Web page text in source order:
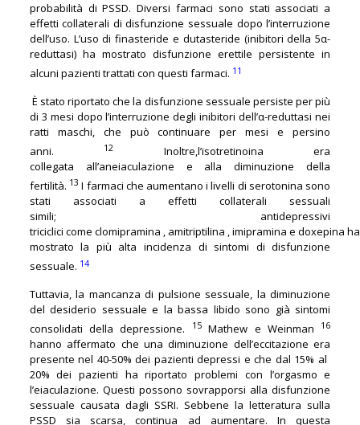
probabilità di PSSD. Diversi farmaci sono stati associati a
effetti collaterali di disfunzione sessuale dopo l’interruzione
dell’uso. L’uso di finasteride e dutasteride (inibitori della 5α-
reduttasi) ha mostrato disfunzione erettile persistente in
alcuni pazienti trattati con questi farmaci. 11
È stato riportato che la disfunzione sessuale persiste per più
di 3 mesi dopo l’interruzione degli inibitori dell’α-reduttasi nei
ratti maschi, che può continuare per mesi e persino
anni.
12
Inoltre,l’isotretinoina era
collegata all’aneiaculazione e alla diminuzione della
fertilità. 13I farmaci che aumentano i livelli di serotonina sono
stati associati a effetti collaterali sessuali
simili; antidepressivi
triciclici come clomipramina , amitriptilina , imipramina e doxepina
mostrato la più alta incidenza di sintomi di disfunzione
sessuale. 14
Tuttavia, la mancanza di pulsione sessuale, la diminuzione
del desiderio sessuale e la bassa libido sono già sintomi
consolidati della depressione.
15Mathew e Weinman 16
hanno affermato che una diminuzione dell’eccitazione era
presente nel 40-50% dei pazienti depressi e che dal 15% al ​​
20% dei pazienti ha riportato problemi con l’orgasmo e
l’eiaculazione. Questi possono sovrapporsi alla disfunzione
sessuale causata dagli SSRI. Sebbene la letteratura sulla
PSSD sia scarsa, continua ad aumentare. In questa